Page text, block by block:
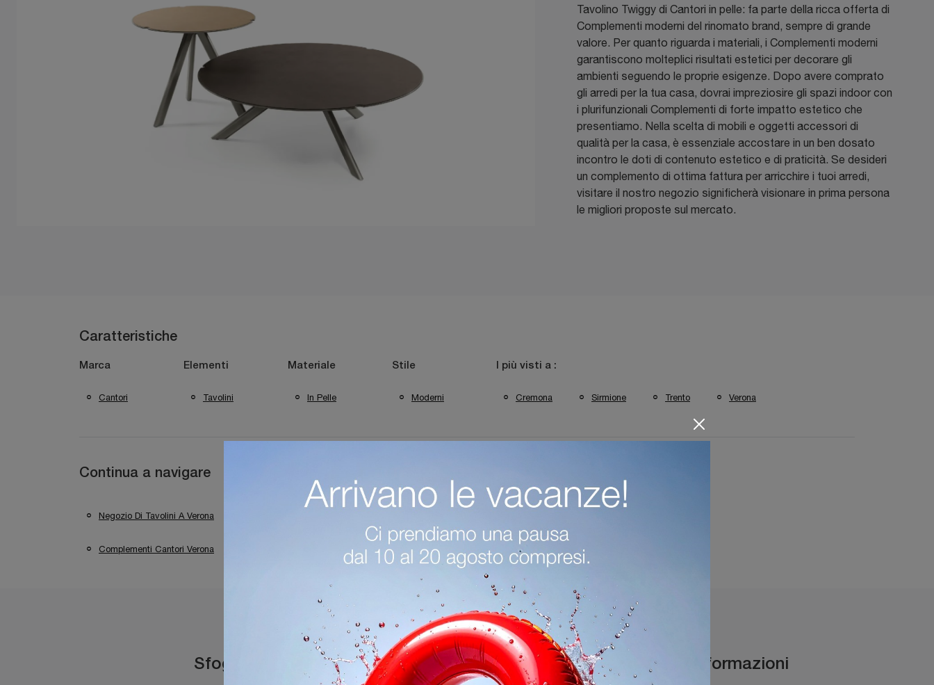
Tavolino Twiggy di Cantori in pelle: fa parte della ricca offerta di
Complementi moderni del rinomato brand, sempre di grande
valore. Per quanto riguarda i materiali, i Complementi moderni
garantiscono molteplici risultati estetici per decorare gli
ambienti seguendo le proprie esigenze. Dopo avere comprato
gli arredi per la tua casa, dovrai impreziosire gli spazi indoor con
i plurifunzionali Complementi di forte impatto estetico che
presentiamo. Nella scelta di mobili e oggetti accessori di
qualità per la casa, è essenziale accostare in un ben dosato
incontro le doti di contenuto estetico e di praticità. Se desideri
un complemento di ottima fattura per arricchire i tuoi arredi,
visitare il nostro negozio significherà visionare in prima persona
le migliori proposte sul mercato.
Caratteristiche
Marca
Cantori
Elementi
Tavolini
Materiale
In Pelle
Stile
Moderni
I più visti a :
Cremona Sirmione Trento Verona
Continua a navigare
Negozio Di Tavolini A Verona
Complementi Cantori Verona Complementi Cantori Trento Complementi Cantori Cremona Complementi Cantori Sirmione
Sfoglia i cataloghi Richiedi Maggiori Informazioni